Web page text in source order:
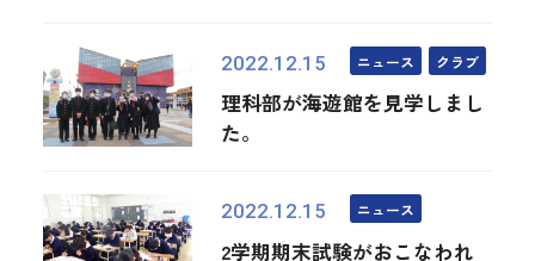
2022.12.15 ニュース クラブ
理科部が海遊館を見学しまし
た。
2022.12.15 ニュース
2学期期末試験がおこなわれ